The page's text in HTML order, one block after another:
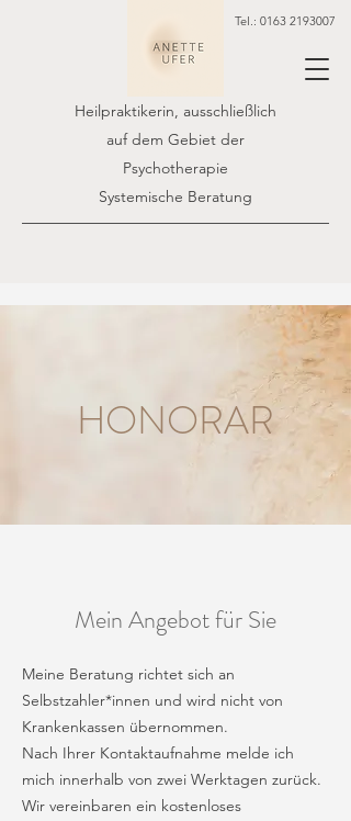
Tel.: 0163 2193007
Heilpraktikerin, ausschließlich
auf dem Gebiet der
Psychotherapie
Systemische Beratung
HONORAR
Mein Angebot für Sie
Meine Beratung richtet sich an
Selbstzahler*innen und wird nicht von
Krankenkassen übernommen.
Nach Ihrer Kontaktaufnahme melde ich
mich innerhalb von zwei Werktagen zurück.
Wir vereinbaren ein kostenloses